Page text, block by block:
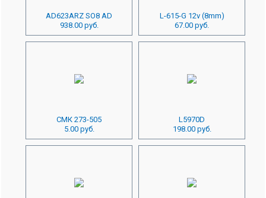
AD623ARZ SO8 AD
938.00 руб.
L-615-G 12v (8mm)
67.00 руб.
СМК 273-505
5.00 руб.
L5970D
198.00 руб.